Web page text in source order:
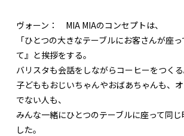
ヴォーン： MIA MIAのコンセプトは、
「ひとつの大きなテーブルにお客さんが座
て』と挨拶をする。
バリスタも会話をしながらコーヒーをつくる
子どももおじいちゃんやおばあちゃんも、
でない人も、
みんな一緒にひとつのテーブルに座って同
した。